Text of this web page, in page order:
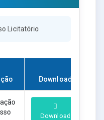
Licitatório
Download
Download